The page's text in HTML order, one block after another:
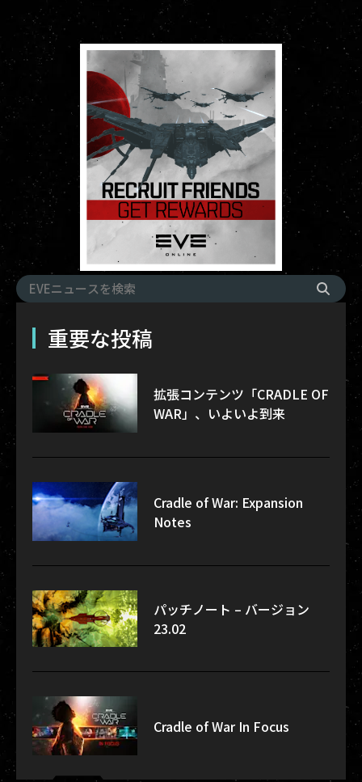
重要な投稿
拡張コンテンツ「CRADLE OF
WAR」、いよいよ到来
Cradle of War: Expansion
Notes
パッチノート – バージョン
23.02
Cradle of War In Focus